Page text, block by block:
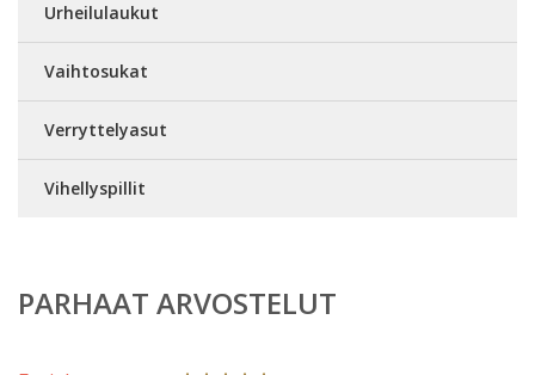
Urheilulaukut
Vaihtosukat
Verryttelyasut
Vihellyspillit
PARHAAT ARVOSTELUT